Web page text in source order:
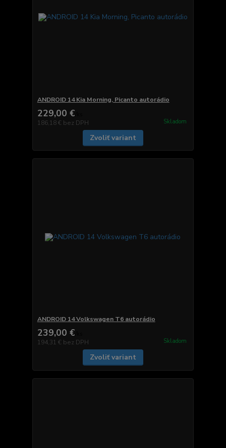
ANDROID 14 Kia Morning, Picanto autorádio
229,00 €
186,18 € bez DPH Skladom
Zvoliť variant
ANDROID 14 Volkswagen T6 autorádio
239,00 €
194,31 € bez DPH Skladom
Zvoliť variant